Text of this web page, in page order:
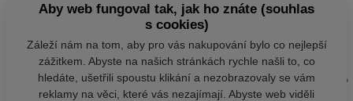
Aby web fungoval tak, jak ho znáte (souhlas
s cookies)
Záleží nám na tom, aby pro vás nakupování bylo co nejlepší
zážitkem. Abyste na našich stránkách rychle našli to, co
hledáte, ušetřili spoustu klikání a nezobrazovaly se vám
reklamy na věci, které vás nezajímají. Abyste web viděli